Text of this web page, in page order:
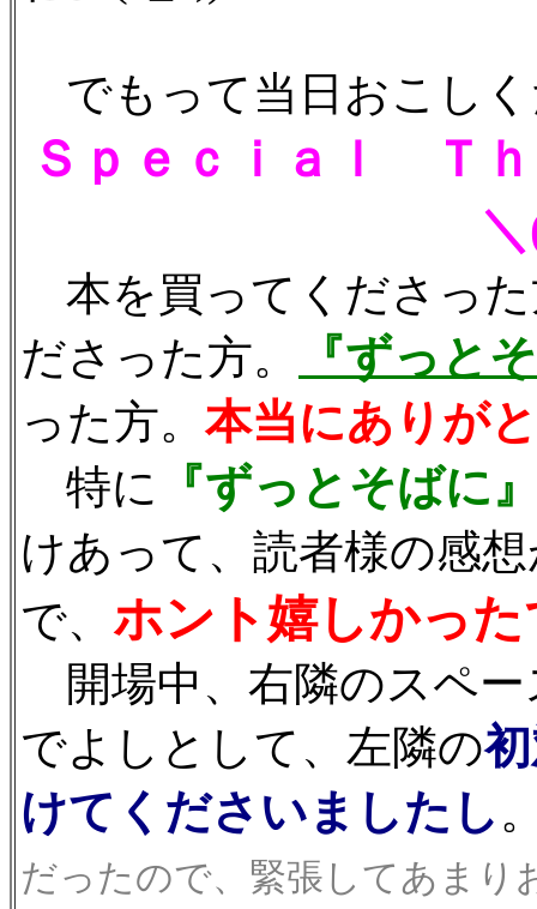
でもって当日おこし
Ｓｐｅｃｉａｌ Ｔ
本を買ってくださっ
ださった方。
『ずっと
った方。本当にありが
特に 『ずっとそばに
けあって、読者様の感
で、 ホント嬉しかった
開場中、右隣のスペ
でよしとして、左隣の
けてくださいましたし
だったので、緊張してあまり